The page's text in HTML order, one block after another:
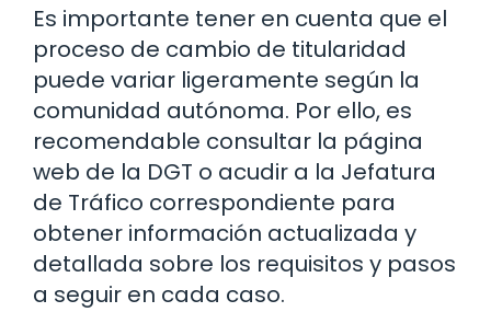
Es importante tener en cuenta que el
proceso de cambio de titularidad
puede variar ligeramente según la
comunidad autónoma. Por ello, es
recomendable consultar la página
web de la DGT o acudir a la Jefatura
de Tráfico correspondiente para
obtener información actualizada y
detallada sobre los requisitos y pasos
a seguir en cada caso.